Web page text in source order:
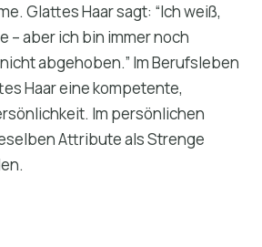
Glattes Haar sagt: “Ich weiß,
– aber ich bin immer noch
abgehoben.” Im Berufsleben
Haar eine kompetente,
Im persönlichen
Attribute als Strenge